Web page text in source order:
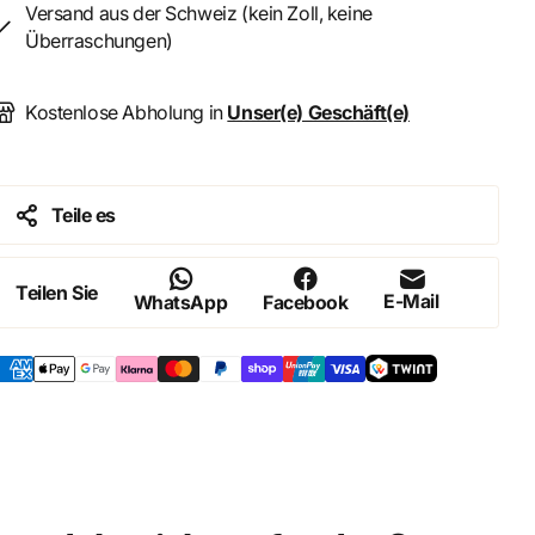
Versand aus der Schweiz (kein Zoll, keine
Überraschungen)
Kostenlose Abholung in Unser(e) Geschäft(e)
Teile es
Teilen Sie WhatsApp Facebook E-Mail